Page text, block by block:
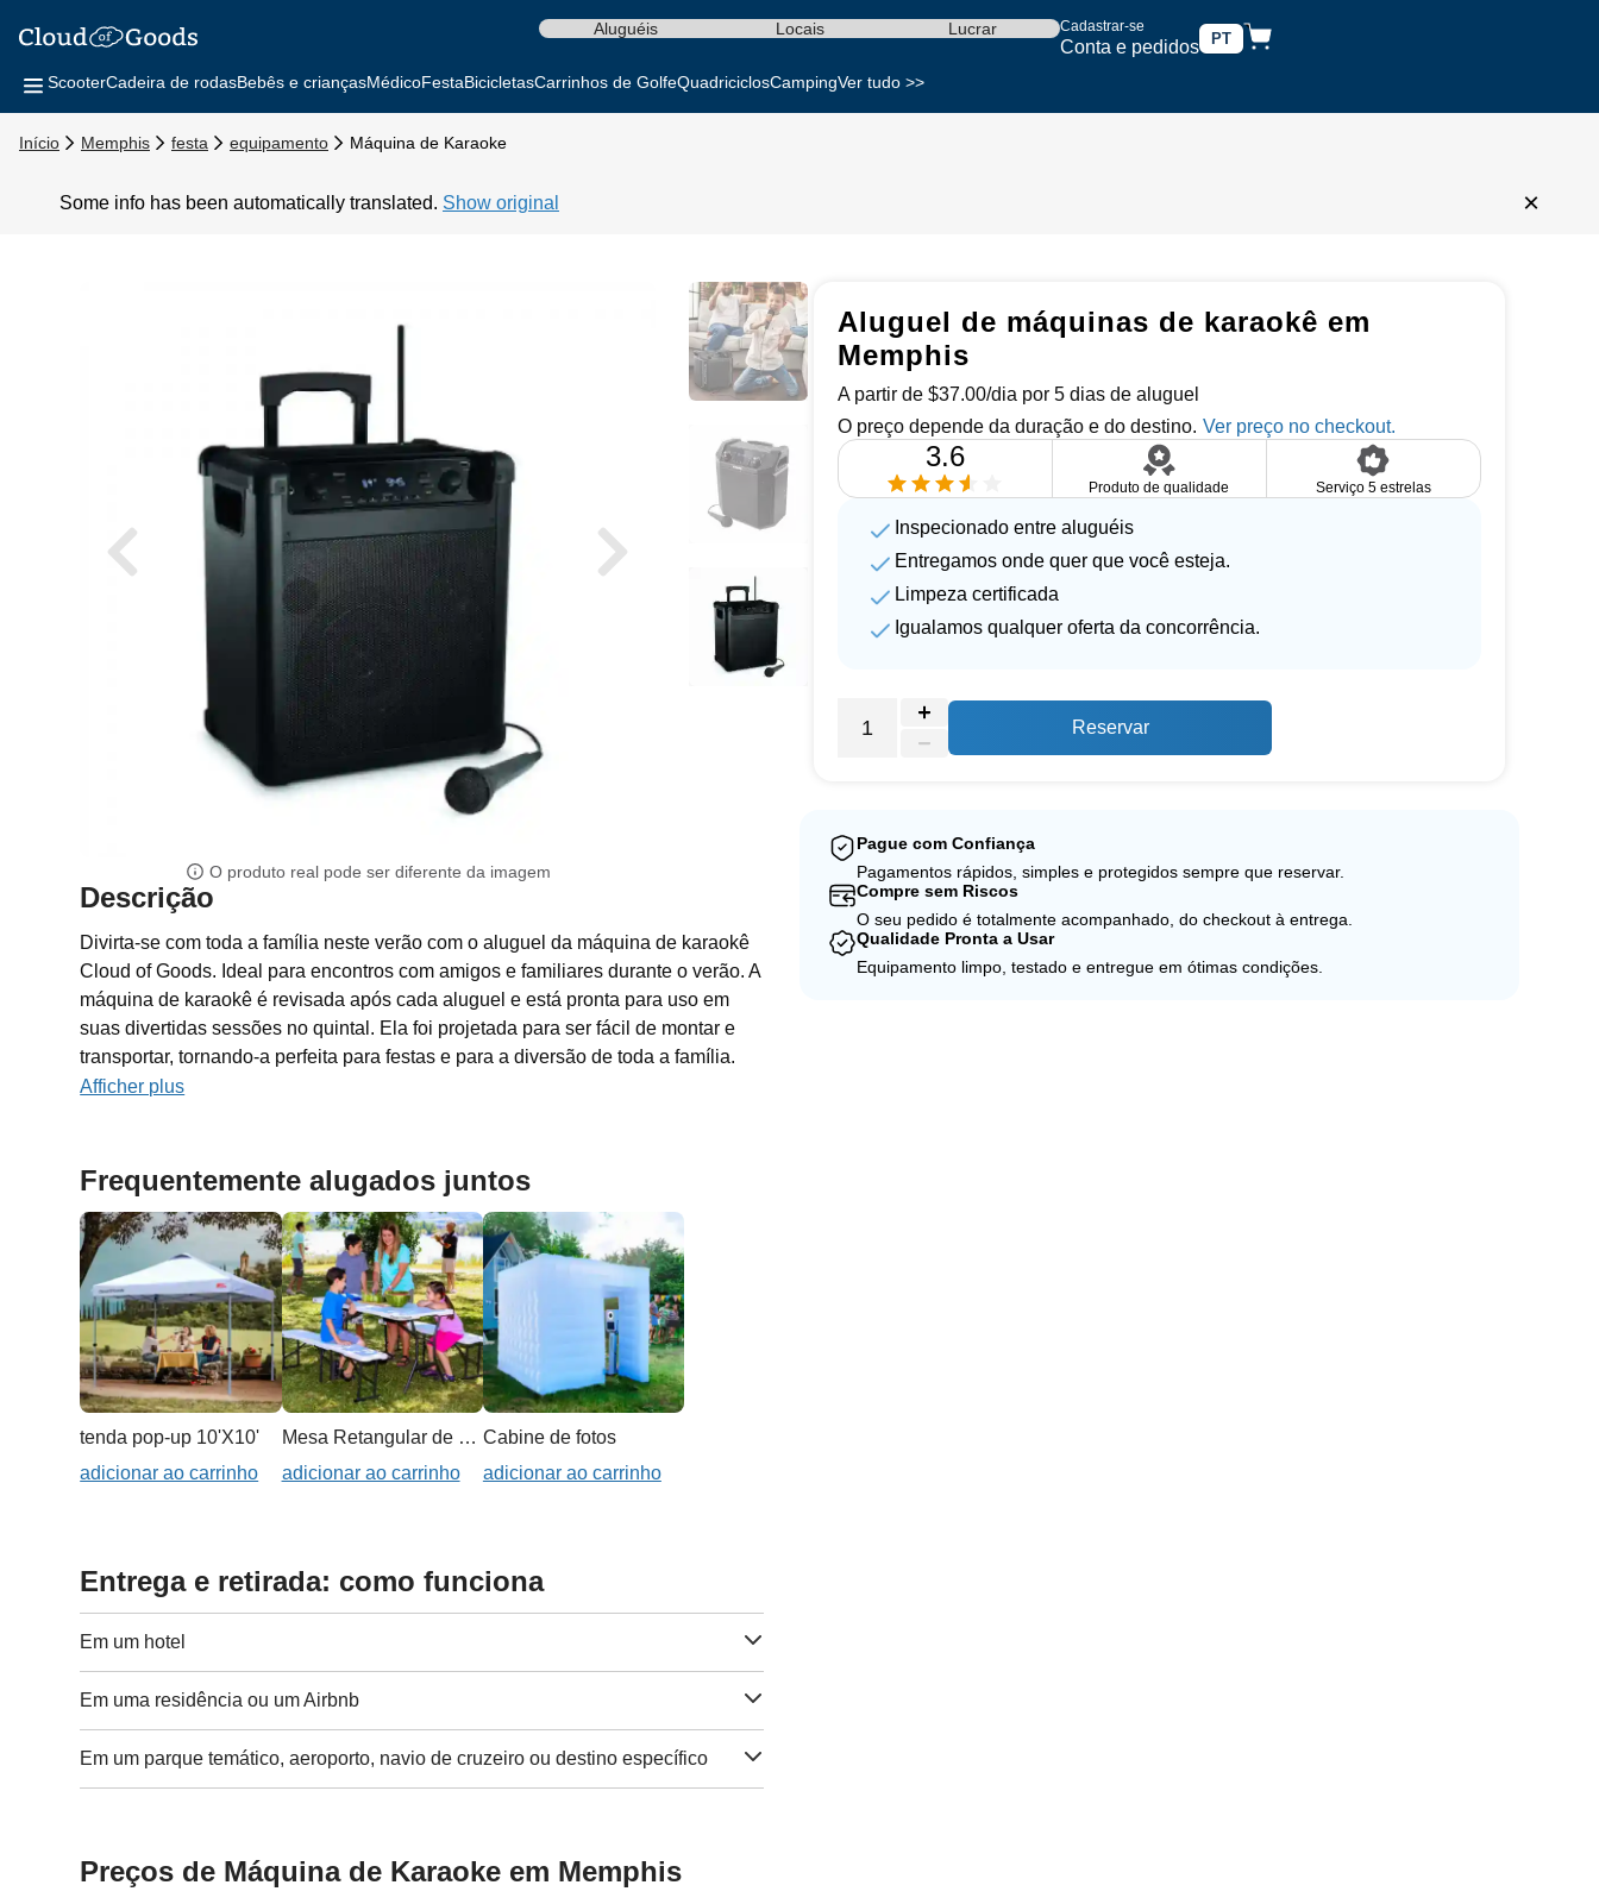
Cadastrar-se
Conta e pedidos PT
Aluguéis Locais Lucrar
ScooterCadeira de rodasBebês e criançasMédicoFestaBicicletasCarrinhos de GolfeQuadriciclosCampingVer tudo >>
Início Memphis festa equipamento Máquina de Karaoke
Some info has been automatically translated. Show original ×
O produto real pode ser diferente da imagem
Descrição
Divirta-se com toda a família neste verão com o aluguel da máquina de karaokê
Cloud of Goods. Ideal para encontros com amigos e familiares durante o verão. A
máquina de karaokê é revisada após cada aluguel e está pronta para uso em
suas divertidas sessões no quintal. Ela foi projetada para ser fácil de montar e
transportar, tornando-a perfeita para festas e para a diversão de toda a família.
Afficher plus
Frequentemente alugados juntos
tenda pop-up 10'X10'
adicionar ao carrinho
Mesa Retangular de 1,80m
adicionar ao carrinho
Cabine de fotos
adicionar ao carrinho
Entrega e retirada: como funciona
Em um hotel
Em uma residência ou um Airbnb
Em um parque temático, aeroporto, navio de cruzeiro ou destino específico
Preços de Máquina de Karaoke em Memphis
Aluguel de máquinas de karaokê em
Memphis
A partir de $37.00/dia por 5 dias de aluguel
O preço depende da duração e do destino.
3.6
Produto de qualidade Serviço 5 estrelas
Inspecionado entre aluguéis
Entregamos onde quer que você esteja.
Limpeza certificada
Igualamos qualquer oferta da concorrência.
Reservar
Pague com Confiança
Pagamentos rápidos, simples e protegidos sempre que reservar.
Compre sem Riscos
O seu pedido é totalmente acompanhado, do checkout à entrega.
Qualidade Pronta a Usar
Equipamento limpo, testado e entregue em ótimas condições.